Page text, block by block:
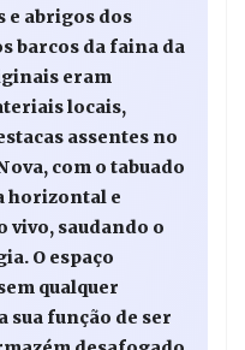
e abrigos dos
barcos da faina da
eram
locais,
assentes no
com o tabuado
horizontal e
vivo, saudando o
O espaço
qualquer
sua função de ser